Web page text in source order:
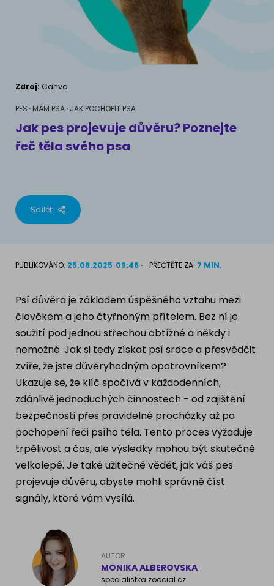
Pamlsky a doplňky stravy
Chování
Školení
MÁM PSA
Život se psem
Příslušenství pro psy
PLEMENA PSŮ
Francouzský buldog
Dalmatín
Zlatý retrívr
Německý ovčák
Atlas psů
Výživové poradenství
Pamlsky a doplňky stravy
MÁM KOČKU
Jak rozumět kočce
Život s kočkou
Školení
Příslušenství pro kočky
PLEMENA KOČEK
Britská krátkosrstá kočka
Bengálská kočka
Kanadský Sphynx
AKVARIJNÍ RYBY
Zdroj: Canva
PES MÁM PSA JAK POCHOPIT PSA
Jak pes projevuje důvěru? Poznejte
řeč těla svého psa
Sdílet
PUBLIKOVÁNO: 25.08.2025 09:46 PŘEČTĚTE ZA: 7 MIN.
Psí důvěra je základem úspěšného vztahu mezi
člověkem a jeho čtyřnohým přítelem. Bez ní je
soužití pod jednou střechou obtížné a někdy i
nemožné. Jak si tedy získat psí srdce a přesvědčit
zvíře, že jste důvěryhodným opatrovníkem?
Ukazuje se, že klíč spočívá v každodenních,
zdánlivě jednoduchých činnostech - od zajištění
bezpečnosti přes pravidelné procházky až po
pochopení řeči psího těla. Tento proces vyžaduje
trpělivost a čas, ale výsledky mohou být skutečně
velkolepé. Je také užitečné vědět, jak váš pes
projevuje důvěru, abyste mohli správně číst
signály, které vám vysílá.
AUTOR
MONIKA ALBEROVSKA
specialistka zoocial.cz